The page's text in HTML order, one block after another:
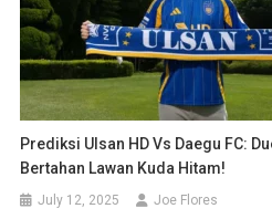
Prediksi Ulsan HD Vs Daegu FC:
Bertahan Lawan Kuda Hitam!
July 12, 2025 Joe Flores